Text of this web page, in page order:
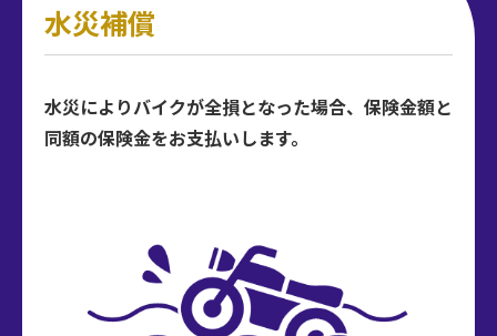
水災補償
水災によりバイクが全損となった場合、保険金額と
同額の保険金をお支払いします。